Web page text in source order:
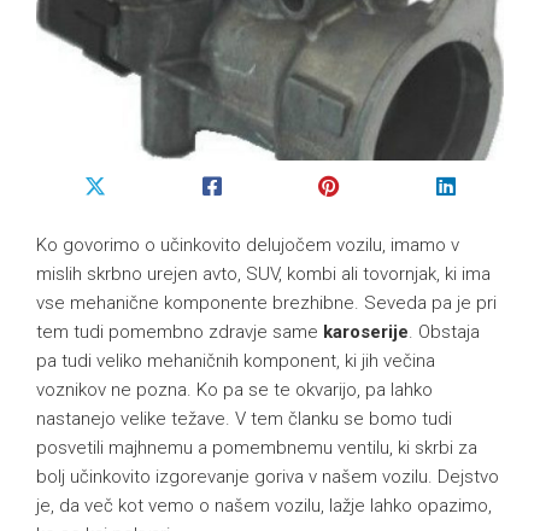
Ko govorimo o učinkovito delujočem vozilu, imamo v
mislih skrbno urejen avto, SUV, kombi ali tovornjak, ki ima
vse mehanične komponente brezhibne. Seveda pa je pri
tem tudi pomembno zdravje same karoserije. Obstaja
pa tudi veliko mehaničnih komponent, ki jih večina
voznikov ne pozna. Ko pa se te okvarijo, pa lahko
nastanejo velike težave. V tem članku se bomo tudi
posvetili majhnemu a pomembnemu ventilu, ki skrbi za
bolj učinkovito izgorevanje goriva v našem vozilu. Dejstvo
je, da več kot vemo o našem vozilu, lažje lahko opazimo,